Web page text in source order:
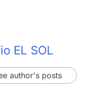
EL SOL
author's posts